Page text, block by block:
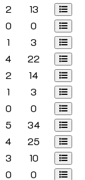
2
13
0
0
1
3
4
22
2
14
1
3
0
0
5
34
4
25
3
10
0
0